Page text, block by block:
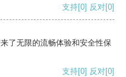
支持[0] 反对[0]
了无限的流畅体验和安全性保
支持[0] 反对[0]